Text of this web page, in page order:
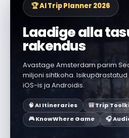
🏆 AI Trip Planner 2026
Laadige alla
rakendus
Avastage Amsterdam parim
miljoni sihtkoha.
iOS-is ja Androidis.
🧠 AI Itineraries
🎒 Trip
🎮 KnowWhere Game
🎧